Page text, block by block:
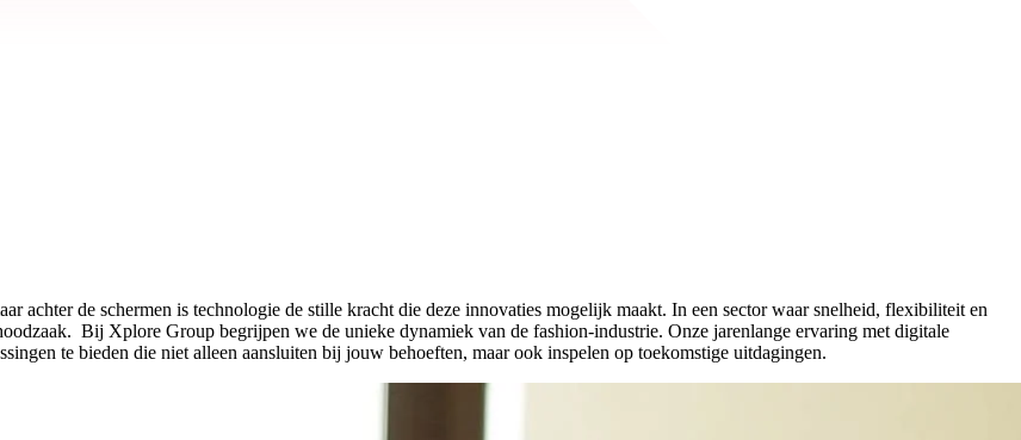
achter de schermen is technologie de stille kracht die deze innovaties mogelijk maakt. In een sector waar snelheid, flexibiliteit en
Bij Xplore Group begrijpen we de unieke dynamiek van de fashion-industrie. Onze jarenlange ervaring met digitale
te bieden die niet alleen aansluiten bij jouw behoeften, maar ook inspelen op toekomstige uitdagingen.